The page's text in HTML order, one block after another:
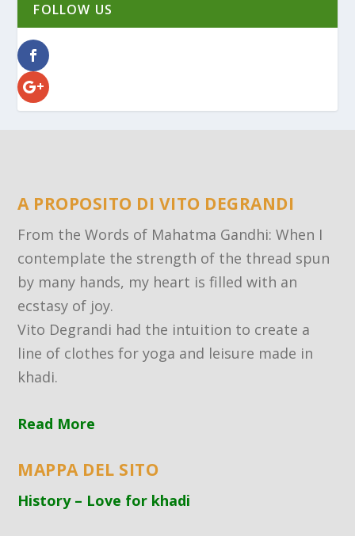
FOLLOW US
A PROPOSITO DI VITO DEGRANDI
From the Words of Mahatma Gandhi: When I
contemplate the strength of the thread spun
by many hands, my heart is filled with an
ecstasy of joy.
Vito Degrandi had the intuition to create a
line of clothes for yoga and leisure made in
khadi.
Read More
MAPPA DEL SITO
History – Love for khadi